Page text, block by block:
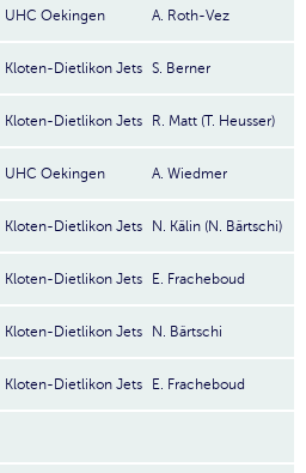
UHC Oekingen A. Roth-Vez
Kloten-Dietlikon Jets S. Berner
Kloten-Dietlikon Jets R. Matt (T. Heusser)
UHC Oekingen A. Wiedmer
Kloten-Dietlikon Jets N. Kälin (N. Bärtschi)
Kloten-Dietlikon Jets E. Fracheboud
Kloten-Dietlikon Jets N. Bärtschi
Kloten-Dietlikon Jets E. Fracheboud